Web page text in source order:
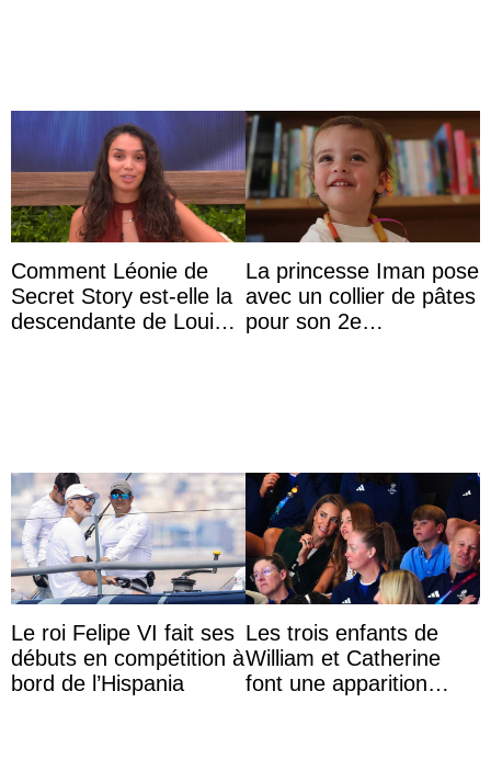
Comment Léonie de
Secret Story est-elle la
descendante de Louis
La princesse Iman pose
avec un collier de pâtes
pour son 2e
Le roi Felipe VI fait ses
débuts en compétition à
bord de l’Hispania
Les trois enfants de
William et Catherine
font une apparition